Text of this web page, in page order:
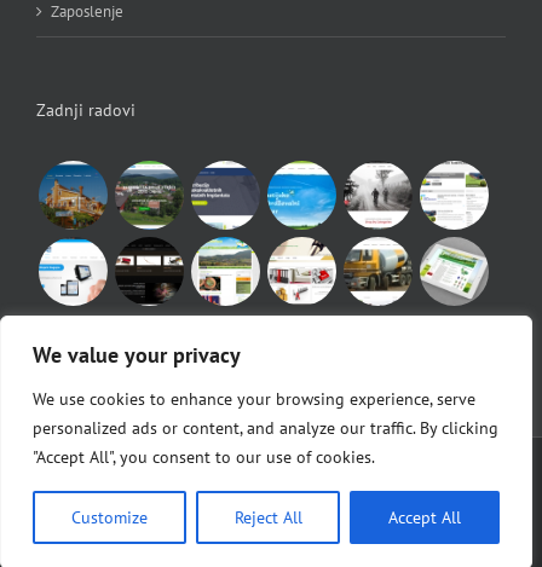
We value your privacy
We use cookies to enhance your browsing experience, serve
personalized ads or content, and analyze our traffic. By clicking
"Accept All", you consent to our use of cookies.
Customize Reject All Accept All
Zaposlenje
Zadnji radovi
Facebook